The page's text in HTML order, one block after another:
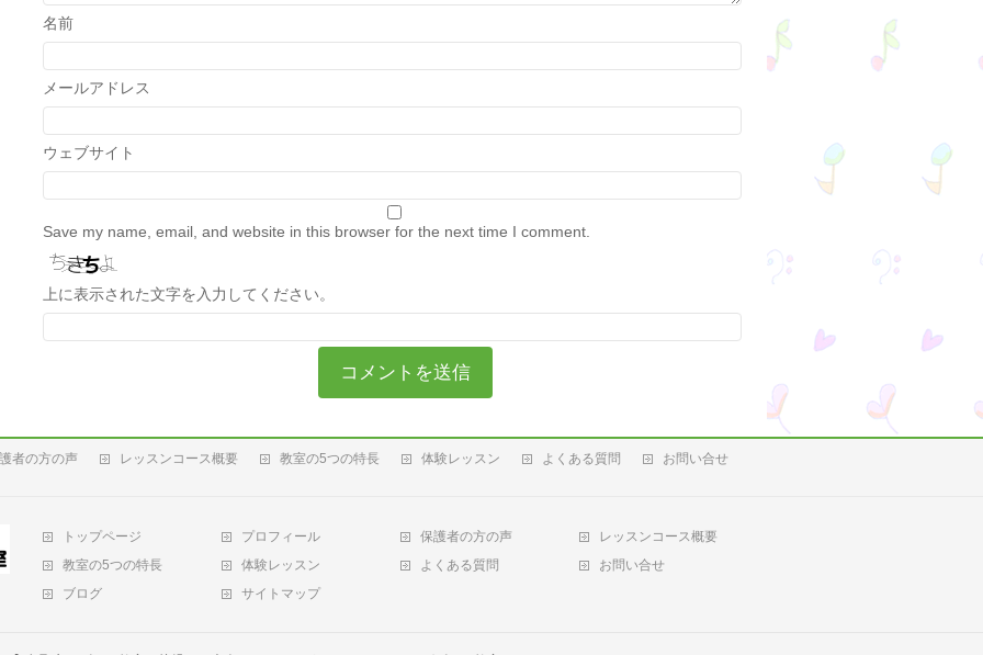
名前
メールアドレス
ウェブサイト
Save my name, email, and website in this browser for the next time I comment.
上に表示された文字を入力してください。
者の方の声 レッスンコース概要 教室の5つの特長 体験レッスン よくある質問 お問い合せ
トップページ プロフィール 保護者の方の声
レッスンコース概要
教室の5つの特長
体験レッスン よくある質問
お問い合せ
ブログ
サイトマップ